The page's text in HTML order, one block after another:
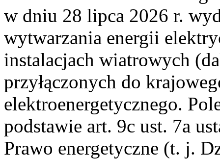
w dniu 28 lipca 2026 r.
wytwarzania energii
instalacjach wiatrowych
przyłączonych do
elektroenergetycznego.
podstawie art. 9c ust. 7a
Prawo energetyczne (t. j.